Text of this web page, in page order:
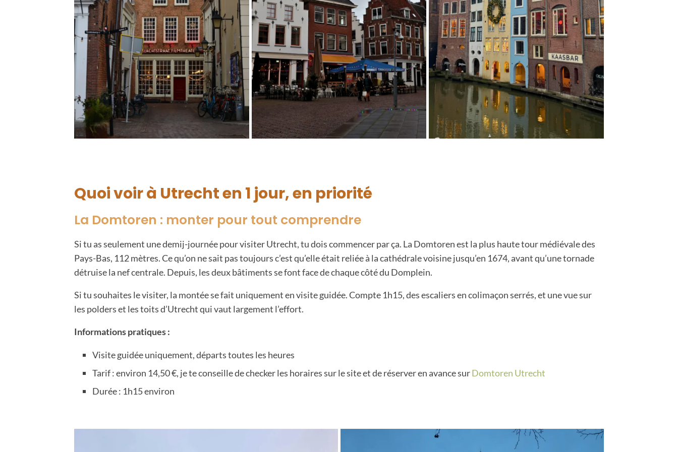
Quoi voir à Utrecht en 1 jour, en priorité
La Domtoren : monter pour tout comprendre
Si tu as seulement une demij-journée pour visiter Utrecht, tu dois commencer par ça. La Domtoren est la plus haute tour médiévale des
Pays-Bas, 112 mètres. Ce qu’on ne sait pas toujours c’est qu’elle était reliée à la cathédrale voisine jusqu’en 1674, avant qu’une tornade
détruise la nef centrale. Depuis, les deux bâtiments se font face de chaque côté du Domplein.
Si tu souhaites le visiter, la montée se fait uniquement en visite guidée. Compte 1h15, des escaliers en colimaçon serrés, et une vue sur
les polders et les toits d’Utrecht qui vaut largement l’effort.
Informations pratiques :
Visite guidée uniquement, départs toutes les heures
Tarif : environ 14,50 €, je te conseille de checker les horaires sur le site et de réserver en avance surDomtoren Utrecht
Durée : 1h15 environ